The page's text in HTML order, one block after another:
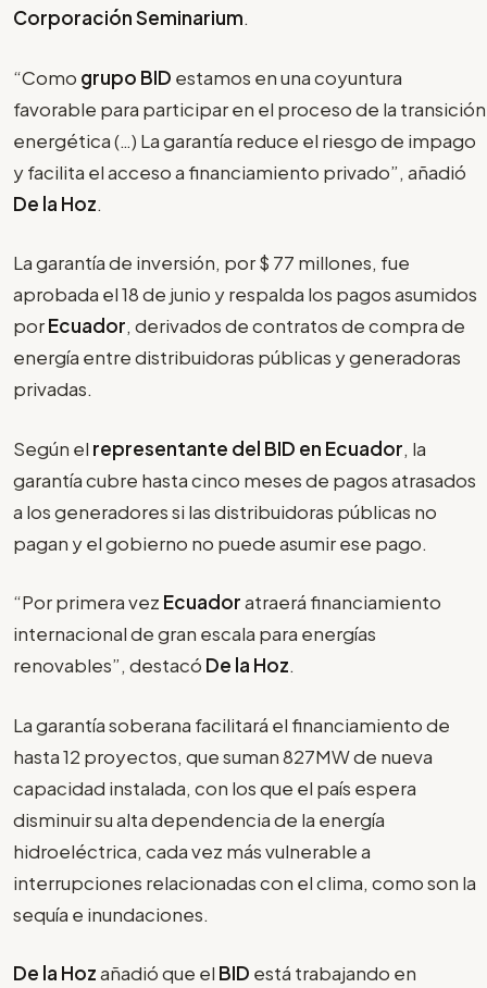
Corporación Seminarium.
“Como grupo BID estamos en una coyuntura
favorable para participar en el proceso de la transición
energética (…) La garantía reduce el riesgo de impago
y facilita el acceso a financiamiento privado”, añadió
De la Hoz.
La garantía de inversión, por $ 77 millones, fue
aprobada el 18 de junio y respalda los pagos asumidos
porEcuador, derivados de contratos de compra de
energía entre distribuidoras públicas y generadoras
privadas.
Según el representante del BID en Ecuador, la
garantía cubre hasta cinco meses de pagos atrasados
a los generadores si las distribuidoras públicas no
pagan y el gobierno no puede asumir ese pago.
“Por primera vez Ecuadoratraerá financiamiento
internacional de gran escala para energías
renovables”, destacó De la Hoz.
La garantía soberana facilitará el financiamiento de
hasta 12 proyectos, que suman 827MW de nueva
capacidad instalada, con los que el país espera
disminuir su alta dependencia de la energía
hidroeléctrica, cada vez más vulnerable a
interrupciones relacionadas con el clima, como son la
sequía e inundaciones.
De la Hozañadió que el BID está trabajando en